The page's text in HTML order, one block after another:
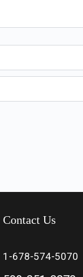
Contact Us
1-678-574-5070